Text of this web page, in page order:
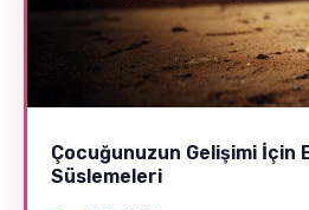
Çocuğunuzun Gelişimi İçin
Süslemeleri